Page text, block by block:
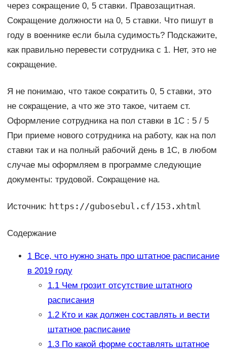
через сокращение 0, 5 ставки. Правозащитная.
Сокращение должности на 0, 5 ставки. Что пишут в
году в военнике если была судимость? Подскажите,
как правильно перевести сотрудника с 1. Нет, это не
сокращение.
Я не понимаю, что такое сократить 0, 5 ставки, это
не сокращение, а что же это такое, читаем ст.
Оформление сотрудника на пол ставки в 1С : 5 / 5
При приеме нового сотрудника на работу, как на пол
ставки так и на полный рабочий день в 1С, в любом
случае мы оформляем в программе следующие
документы: трудовой. Сокращение на.
Источник: https://gubosebul.cf/153.xhtml
Содержание
1Все, что нужно знать про штатное расписание
в 2019 году
1.1Чем грозит отсутствие штатного
расписания
1.2Кто и как должен составлять и вести
штатное расписание
1.3По какой форме составлять штатное